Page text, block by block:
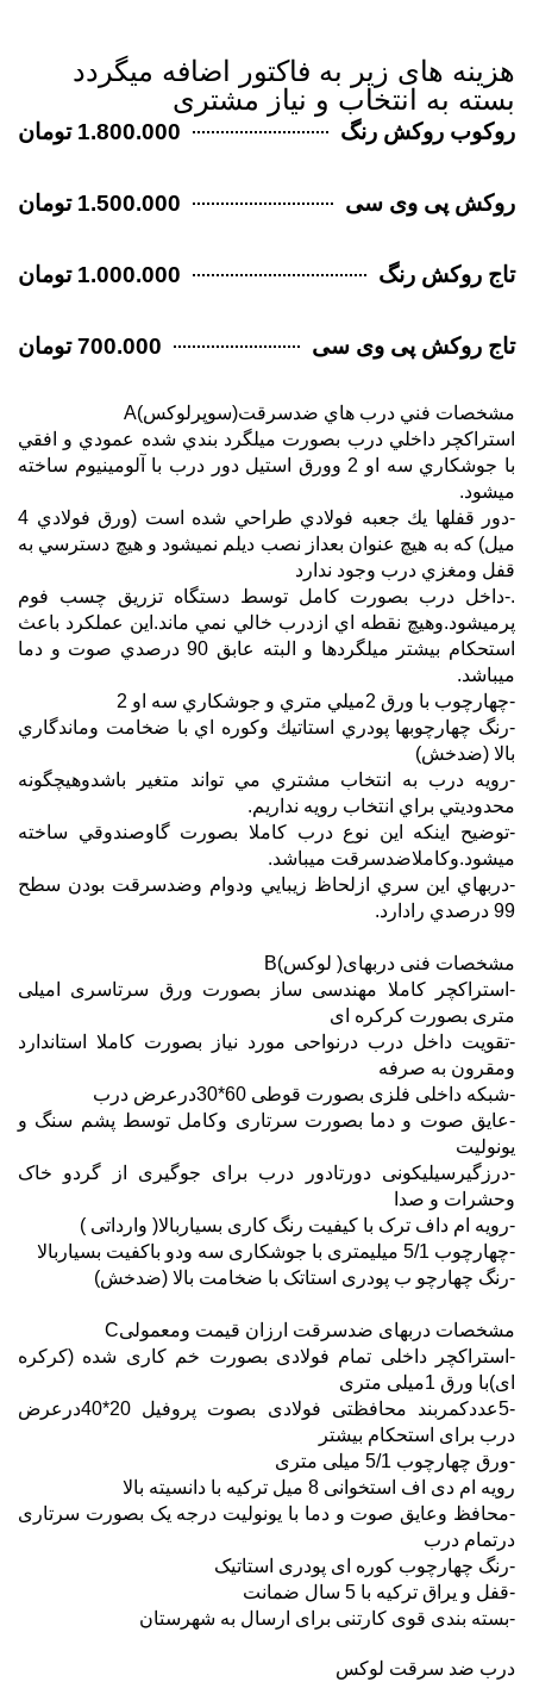
هزینه های زیر به فاکتور اضافه میگردد
بسته به انتخاب و نیاز مشتری
روکوب روکش رنگ 1.800.000 تومان
روکش پی وی سی 1.500.000 تومان
تاج روکش رنگ 1.000.000 تومان
تاج روکش پی وی سی 700.000 تومان
مشخصات فني درب هاي ضدسرقت(سوپرلوكس)A
استراكچر داخلي درب بصورت ميلگرد بندي شده عمودي و افقي
با جوشكاري سه او 2 وورق استيل دور درب با آلومينيوم ساخته
ميشود.
-دور قفلها يك جعبه فولادي طراحي شده است (ورق فولادي 4
ميل) كه به هيچ عنوان بعداز نصب ديلم نميشود و هيچ دسترسي به
قفل ومغزي درب وجود ندارد
.-داخل درب بصورت كامل توسط دستگاه تزريق چسب فوم
پرميشود.وهيچ نقطه اي ازدرب خالي نمي ماند.این عملكرد باعث
استحكام بيشتر ميلگردها و البته عابق 90 درصدي صوت و دما
ميباشد.
-چهارچوب با ورق 2ميلي متري و جوشكاري سه او 2
-رنگ چهارچوبها پودري استاتيك وكوره اي با ضخامت وماندگاري
بالا (ضدخش)
-رويه درب به انتخاب مشتري مي تواند متغير باشدوهيچگونه
محدوديتي براي انتخاب رويه نداريم.
-توضيح اينكه اين نوع درب كاملا بصورت گاوصندوقي ساخته
ميشود.وكاملاضدسرقت ميباشد.
-دربهاي اين سري ازلحاظ زيبايي ودوام وضدسرقت بودن سطح
99 درصدي رادارد.
مشخصات فنی دربهای( لوکس)B
-استراکچر کاملا مهندسی ساز بصورت ورق سرتاسری امیلی
متری بصورت کرکره ای
-تقویت داخل درب درنواحی مورد نیاز بصورت کاملا استاندارد
ومقرون به صرفه
-شبکه داخلی فلزی بصورت قوطی 60*30درعرض درب
-عایق صوت و دما بصورت سرتاری وکامل توسط پشم سنگ و
یونولیت
-درزگیرسیلیکونی دورتادور درب برای جوگیری از گردو خاک
وحشرات و صدا
-رویه ام داف ترک با کیفیت رنگ کاری بسیاربالا( وارداتی )
-چهارچوب 5/1 میلیمتری با جوشکاری سه ودو باکفیت بسیاربالا
-رنگ چهارچو ب پودری استاتک با ضخامت بالا (ضدخش)
مشخصات دربهای ضدسرقت ارزان قیمت ومعمولیC
-استراکچر داخلی تمام فولادی بصورت خم کاری شده (کرکره
ای)با ورق 1میلی متری
-5عددکمربند محافظتی فولادی بصوت پروفیل 20*40درعرض
درب برای استحکام بیشتر
-ورق چهارچوب 5/1 میلی متری
رویه ام دی اف استخوانی 8 میل ترکیه با دانسیته بالا
-محافظ وعایق صوت و دما با یونولیت درجه یک بصورت سرتاری
درتمام درب
-رنگ چهارچوب کوره ای پودری استاتیک
-قفل و یراق ترکیه با 5 سال ضمانت
-بسته بندی قوی کارتنی برای ارسال به شهرستان
درب ضد سرقت لوکس